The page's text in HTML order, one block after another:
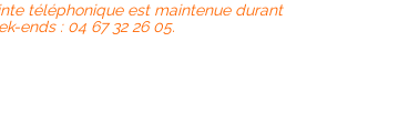
téléphonique est maintenue durant
ends : 04 67 32 26 05.